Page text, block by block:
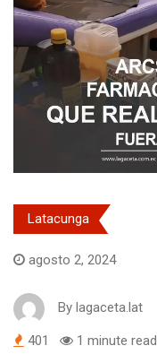
Latacunga
agosto 2, 2024
By lagaceta.lat
401 1 minute read